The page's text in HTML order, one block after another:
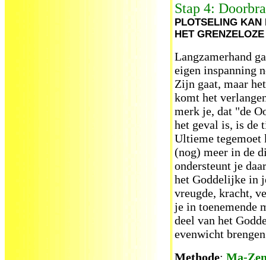
Stap 4:
PLOTSELING KAN
HET
Langzamerhand
eigen inspanning
Zijn gaat, maar
komt het
merk je, dat "de
het geval is, is de
Ultieme tegemoet
(nog) meer in de
ondersteunt je
het Goddelijke in
vreugde, kracht,
je in toenemende
deel van het
evenwicht
Methode: Ma-